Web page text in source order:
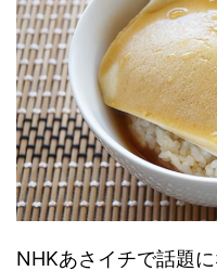
NHKあさイチで話題